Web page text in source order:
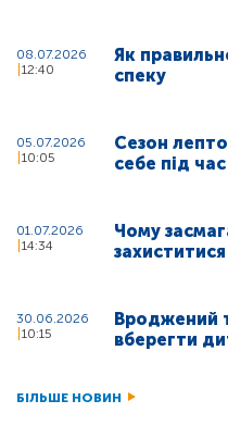
08.07.2026
12:40
Як
спеку
05.07.2026
10:05
Сезон
себе під
01.07.2026
14:34
Чому
30.06.2026
10:15
Вроджений
вберегти
БІЛЬШЕ НОВИН